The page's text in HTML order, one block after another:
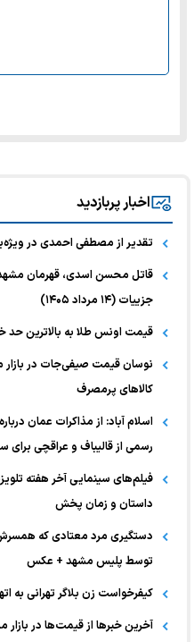
اخبار پربازدید
تقدیر از مصطفی احمدی در
قاتل محسن اسدی، قهرمان
جزییات (۱۴ مرداد ۱۴۰۵)
قیمت اونس طلا به بالاترین حد خود در ۷ هفته
نوسان قیمت صیفی‌جات در
کالا‌های پرمصرف
اسلام آباد: از مذاکرات عمان
رسمی از قالیباف و عراقچی برای
داستان و زمان پخش
دستگیری مرد معتادی که
توسط پلیس مشهد + عکس
کیفرخواست زن بلاگر تهرانی
آخرین خبر‌ها از قیمت‌ها در